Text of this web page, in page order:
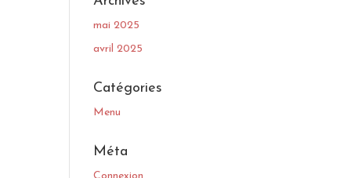
mai 2025
avril 2025
Catégories
Menu
Méta